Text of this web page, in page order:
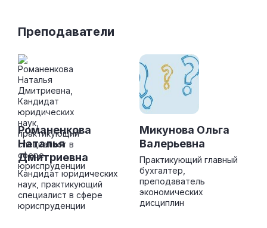
Преподаватели
Романенкова
Наталья
Дмитриевна
Кандидат юридических
наук, практикующий
специалист в сфере
юриспруденции
Микунова Ольга
Валерьевна
Практикующий главный
бухгалтер,
преподаватель
экономических
дисциплин